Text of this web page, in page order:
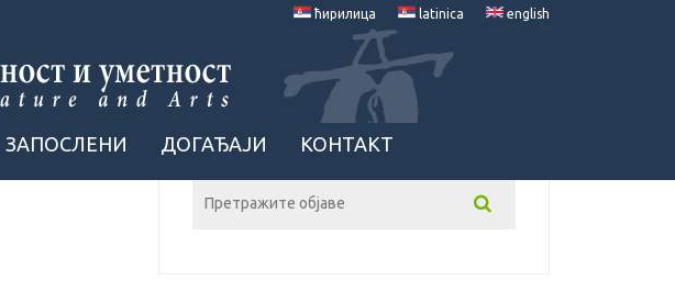
ћирилица latinica english
ЗАПОСЛЕНИ ДОГАЂАЈИ КОНТАКТ